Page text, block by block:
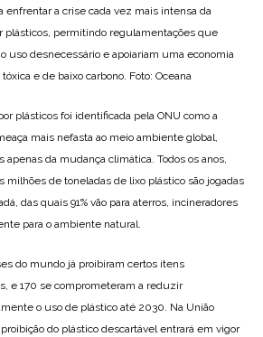
enfrentar a crise cada vez mais intensa da
plásticos, permitindo regulamentações que
uso desnecessário e apoiariam uma economia
e de baixo carbono. Foto: Oceana
plásticos foi identificada pela ONU como a
mais nefasta ao meio ambiente global,
apenas da mudança climática. Todos os anos,
milhões de toneladas de lixo plástico são jogadas
das quais 91% vão para aterros, incineradores
para o ambiente natural.
do mundo já proibiram certos itens
e 170 se comprometeram a reduzir
o uso de plástico até 2030. Na União
do plástico descartável entrará em vigor